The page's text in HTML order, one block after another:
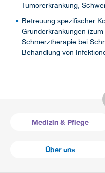
Tumorerkrankung,
Betreuung spezifischer
Grunderkrankungen
Schmerztherapie bei
Behandlung von
Medizin & Pflege
Über uns